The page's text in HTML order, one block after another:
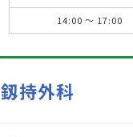
14:00 ～ 17:00
釼持外科